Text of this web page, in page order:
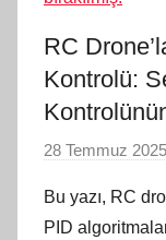
RC
Kontrolü:
28 Temmuz 2025
Bu yazı, RC
PID